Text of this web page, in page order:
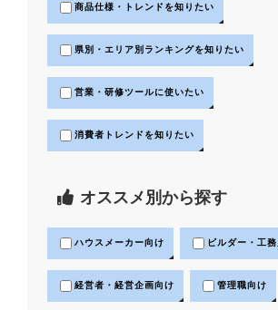
商品仕様・トレンドを知りたい
県別・エリア別ランキングを知りたい
営業・研修ツールに使いたい
消費者トレンドを知りたい
オススメ別から探す
ハウスメーカー向け ビルダー・工
経営者・経営企画向け 管理職向け